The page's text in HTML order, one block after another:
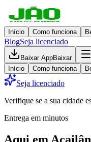
Início Como funciona
BlogSeja licenciado
Baixar AppBaixar
Início
Como funciona
Seja licenciado
Verifique se a sua cidade
Entrega em minutos